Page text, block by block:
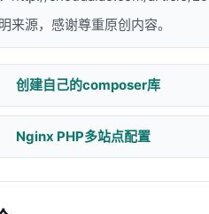
来源，感谢尊重原创内容。
创建自己的composer库
Nginx PHP多站点配置